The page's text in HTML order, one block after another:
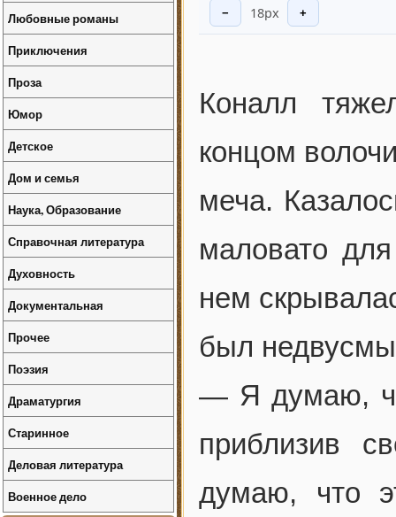
− 18px +
Коналл
концом
меча.
маловато
нем
был
— Я думаю,
приблизив
думаю, что
Любовные романы
Приключения
Проза
Юмор
Детское
Дом и семья
Наука, Образование
Справочная литература
Духовность
Документальная
Прочее
Поэзия
Драматургия
Старинное
Деловая литература
Военное дело